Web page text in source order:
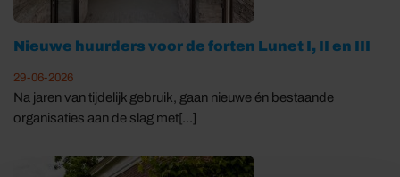
Nieuwe huurders voor de forten Lunet I, II en III
29-06-2026
Na jaren van tijdelijk gebruik, gaan nieuwe én bestaande
organisaties aan de slag met[...]